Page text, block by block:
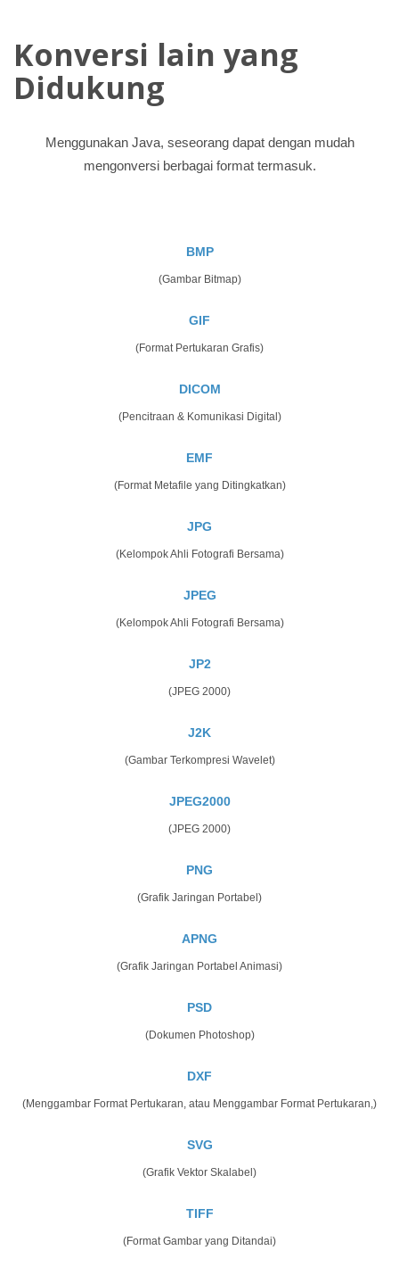
Konversi lain yang
Didukung
Menggunakan Java, seseorang dapat dengan mudah
mengonversi berbagai format termasuk.
BMP
(Gambar Bitmap)
GIF
(Format Pertukaran Grafis)
DICOM
(Pencitraan & Komunikasi Digital)
EMF
(Format Metafile yang Ditingkatkan)
JPG
(Kelompok Ahli Fotografi Bersama)
JPEG
(Kelompok Ahli Fotografi Bersama)
JP2
(JPEG 2000)
J2K
(Gambar Terkompresi Wavelet)
JPEG2000
(JPEG 2000)
PNG
(Grafik Jaringan Portabel)
APNG
(Grafik Jaringan Portabel Animasi)
PSD
(Dokumen Photoshop)
DXF
(Menggambar Format Pertukaran, atau Menggambar Format Pertukaran,)
SVG
(Grafik Vektor Skalabel)
TIFF
(Format Gambar yang Ditandai)